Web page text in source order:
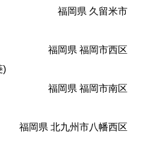
福岡県 久留米市
福岡県 福岡市西区
)
福岡県 福岡市南区
福岡県 北九州市八幡西区